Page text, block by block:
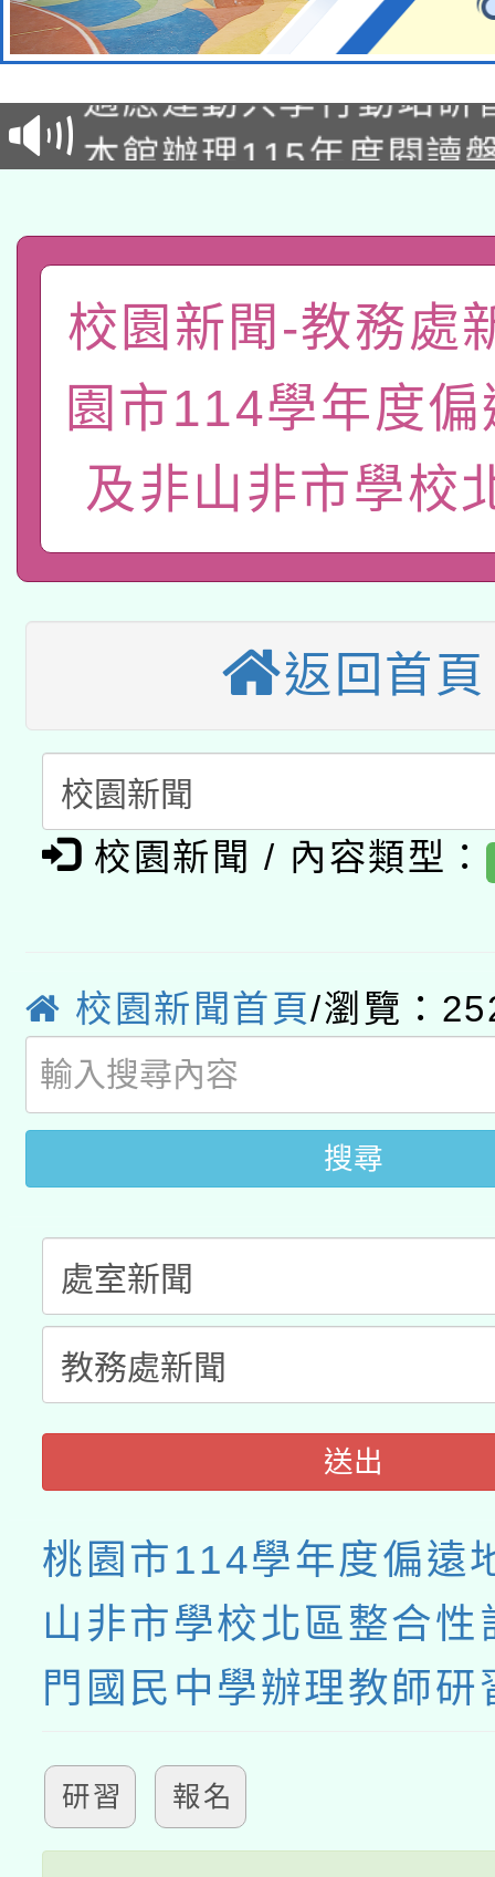
本校115學年度第2次
招)
本館辦理115年度閱讀
礎課程
A3數位素養講師名單
「數位內容與教學軟體
有關大陸委員會函釋公
薪期間赴陸應申請許可
轉知經濟部水利署委託
業技術研究院辦理「
115年8月22日(星期六
開 智慧啟航」
2026年桃園地景藝術
本校115學年度第2次
招甄選結果公告(無人
本館辦理115年度閱讀
暨閱讀推動專業研習
科技賦能─人工智慧
礎課程
A3數位素養講師名單
「數位內容與教學軟
業技術研究院辦理「
用水績優單位及節水達
115年8月22日(星期六
桃園市孔廟祈福系列
開 智慧啟航」
2026年桃園地景藝術
校園新聞-教務處
園市114學年度
及非山非市學校
返回首頁
校園新聞 / 內容類型：
校園新聞首頁/瀏覽：
搜尋
送出
桃園市114學年度偏遠
山非市學校北區整合
門國民中學辦理教師研
研習 報名